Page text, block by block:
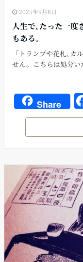
2025年9月8日
人生で､たった一度
もある。
「トランプや花札､カ
せん。こちらは処分い
Share